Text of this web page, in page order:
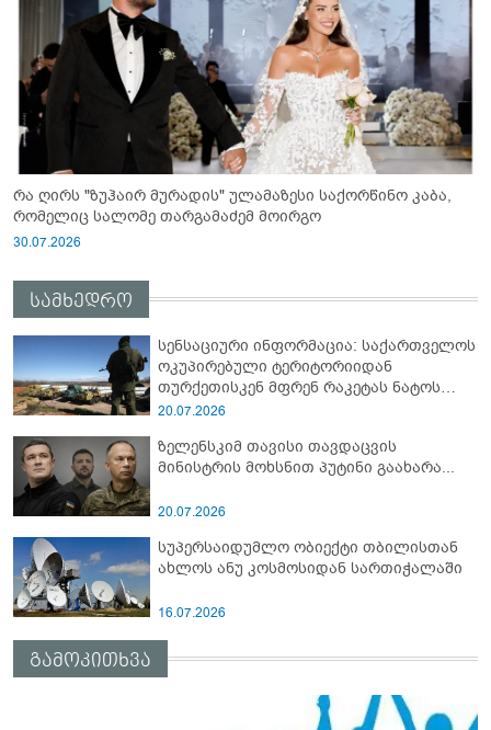
რა ღირს "ზუჰაირ მურადის" ულამაზესი საქორწინო კაბა,
რომელიც სალომე თარგამაძემ მოირგო
30.07.2026
სამხედრო
სენსაციური ინფორმაცია: საქართველოს
ოკუპირებული ტერიტორიიდან
თურქეთისკენ მფრენ რაკეტას ნატოს
სამიტი კინაღამ ჩაუშლია
20.07.2026
ზელენსკიმ თავისი თავდაცვის
მინისტრის მოხსნით პუტინი გაახარა...
20.07.2026
სუპერსაიდუმლო ობიექტი თბილისთან
ახლოს ანუ კოსმოსიდან სართიჭალაში
16.07.2026
გამოკითხვა